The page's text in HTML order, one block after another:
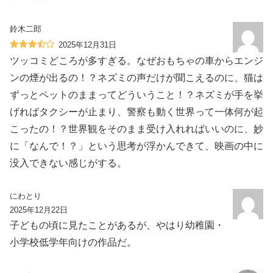
鈴木二郎
2025年12月31日
ツッコミどころが多すぎる。なぜおもちゃの車からエンジ
ンの煙が出るの！？ネズミの声だけが聞こえるのに、猫は
ずっとペットのままってどういうこと！？ネズミが手を挙
げればタクシーが止まり、警察も動く世界って一体何が起
こったの！？世界観をそのまま受け入れればいいのに、妙
に「なんで！？」という思考が浮かんできて、映画の中に
没入できない感じがする。
にわとり
2025年12月22日
子どもの頃に見たことがあるが、やはり幼稚園・
小学校低学年向けの作品だ。